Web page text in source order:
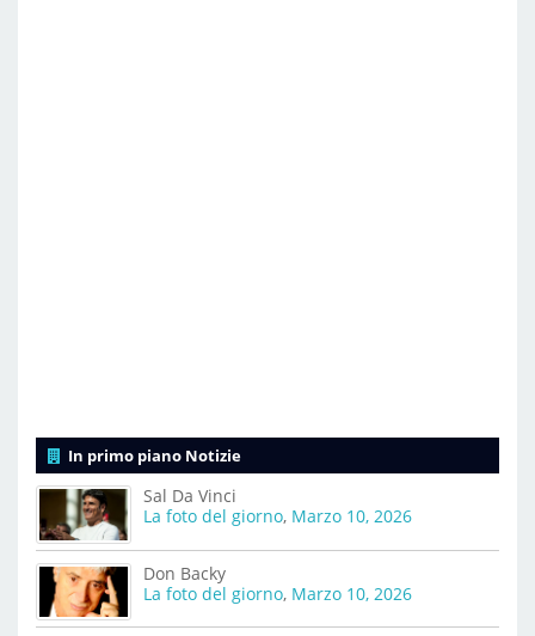
In primo piano Notizie
Sal Da Vinci
La foto del giorno, Marzo 10, 2026
Don Backy
La foto del giorno, Marzo 10, 2026